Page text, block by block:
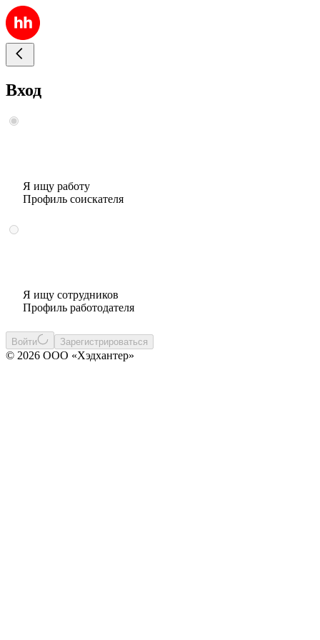
Вход
Я ищу работу
Профиль соискателя
Я ищу сотрудников
Профиль работодателя
Войти Зарегистрироваться
© 2026 ООО «Хэдхантер»